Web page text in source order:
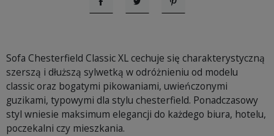
UdostępnijTweetujPinterest
Sofa Chesterfield Classic XL cechuje się charakterystyczną
szerszą i dłuższą sylwetką w odróżnieniu od modelu
classic oraz bogatymi pikowaniami, uwieńczonymi
guzikami, typowymi dla stylu chesterfield. Ponadczasowy
styl wniesie maksimum elegancji do każdego biura, hotelu,
poczekalni czy mieszkania.